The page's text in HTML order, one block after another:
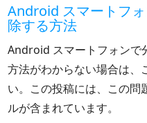
Android スマートフ
除する方法
Android スマートフォンで
方法がわからない場合は、
い。この投稿には、この問
ルが含まれています。